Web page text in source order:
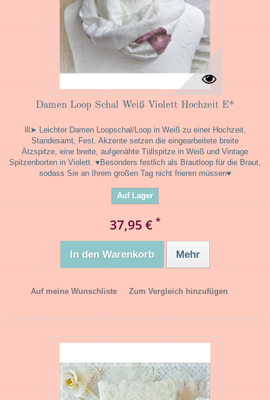
Damen Loop Schal Weiß Violett Hochzeit E*
lll➤ Leichter Damen Loopschal/Loop in Weiß zu einer Hochzeit,
Standesamt, Fest. Akzente setzen die eingearbeitete breite
Ätzspitze, eine breite, aufgenähte Tüllspitze in Weiß und Vintage
Spitzenborten in Violett. ♥Besonders festlich als Brautloop für die Braut,
sodass Sie an Ihrem großen Tag nicht frieren müssen♥
Auf Lager
37,95 € *
In den Warenkorb Mehr
Auf meine Wunschliste Zum Vergleich hinzufügen